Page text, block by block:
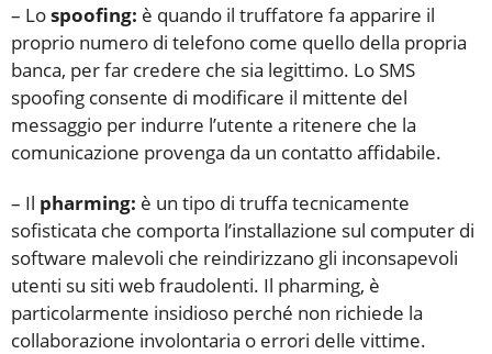
– Lospoofing: è quando il truffatore fa apparire il
proprio numero di telefono come quello della propria
banca, per far credere che sia legittimo. Lo SMS
spoofing consente di modificare il mittente del
messaggio per indurre l’utente a ritenere che la
comunicazione provenga da un contatto affidabile.
– Il pharming: è un tipo di truffa tecnicamente
sofisticata che comporta l’installazione sul computer di
software malevoli che reindirizzano gli inconsapevoli
utenti su siti web fraudolenti. Il pharming, è
particolarmente insidioso perché non richiede la
collaborazione involontaria o errori delle vittime.